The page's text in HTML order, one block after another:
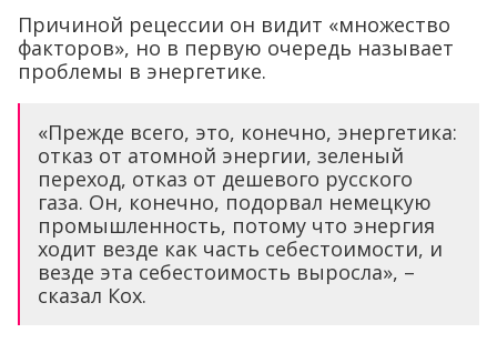
Причиной рецессии он видит «множество
факторов», но в первую очередь называет
проблемы в энергетике.
«Прежде всего, это, конечно, энергетика:
отказ от атомной энергии, зеленый
переход, отказ от дешевого русского
газа. Он, конечно, подорвал немецкую
промышленность, потому что энергия
ходит везде как часть себестоимости, и
везде эта себестоимость выросла», –
сказал Кох.